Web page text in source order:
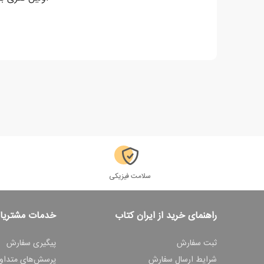
سلامت فیزیکی
راهنمای خرید از ایران کتاب
ثبت سفارش
شرایط ارسال سفارش
خدمات
پیگیری سفارش
پرسش‌های